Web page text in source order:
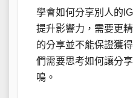
學會如何分享別人的
提升影響力，需要更
的分享並不能保證獲
們需要思考如何讓分
鳴。